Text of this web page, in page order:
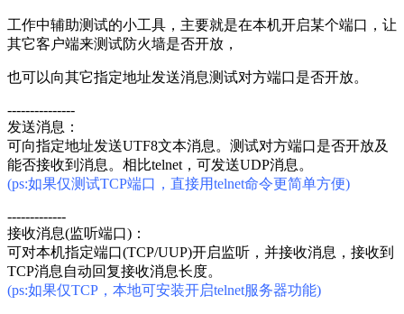
工作中辅助测试的小工具，主要就是在本机开启某个端口，让
其它客户端来测试防火墙是否开放，
也可以向其它指定地址发送消息测试对方端口是否开放。
---------------
发送消息：
可向指定地址发送UTF8文本消息。测试对方端口是否开放及
能否接收到消息。相比telnet，可发送UDP消息。
(ps:如果仅测试TCP端口，直接用telnet命令更简单方便)
-------------
接收消息(监听端口)：
可对本机指定端口(TCP/UUP)开启监听，并接收消息，接收到
TCP消息自动回复接收消息长度。
(ps:如果仅TCP，本地可安装开启telnet服务器功能)